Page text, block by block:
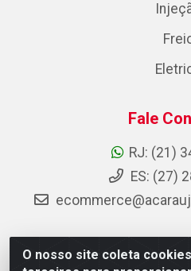
O nosso site coleta
Fale
RJ: (21)
ES: (27)
AC Araujo Distribuidora - Rua